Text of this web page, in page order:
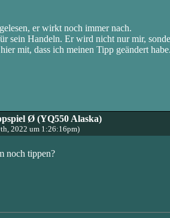
er wirkt noch immer nach.
sein Handeln. Er wird nicht nur mir,
mit, dass ich meinen Tipp geändert
Ø (YQ550 Alaska)
2022 um 1:26:16pm)
noch tippen?